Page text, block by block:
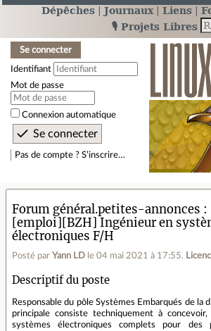
Dépêches Journaux Liens
🎙️ Projets Libres
Se connecter
Identifiant
Mot de passe
Connexion automatique
Pas de compte ? S’inscrire…
Forum général.petites-annonces
[emploi][BZH] Ingénieur en
électroniques F/H
Posté par Yann LD le 04 mai 2021 à 17:55.
Descriptif du poste
Responsable du pôle Systèmes Embarqués de la
principale consiste techniquement à
systèmes électroniques complets pour des